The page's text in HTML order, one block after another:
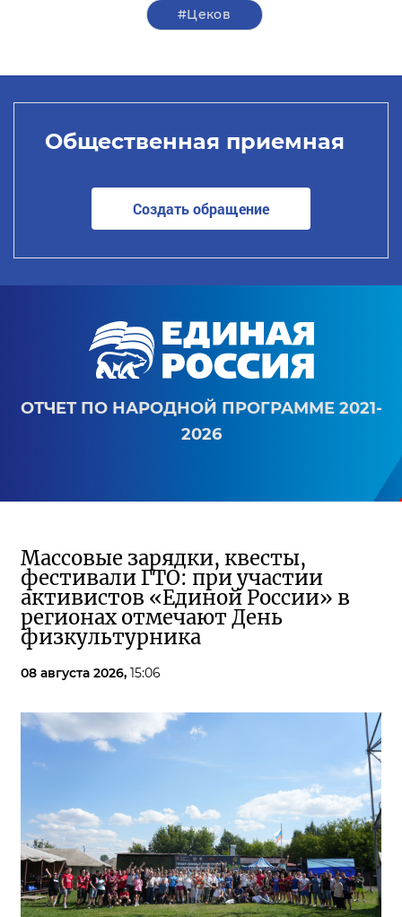
#Цеков
Общественная приемная
Создать обращение
ОТЧЕТ ПО НАРОДНОЙ ПРОГРАММЕ 2021-
2026
Массовые зарядки, квесты,
фестивали ГТО: при участии
активистов «Единой России» в
регионах отмечают День
физкультурника
08 августа 2026, 15:06